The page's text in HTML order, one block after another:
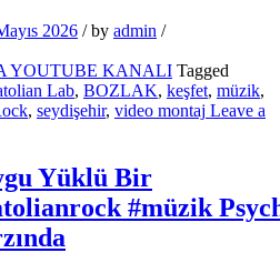
2026 /by admin /
YOUTUBE KANALI Tagged
Lab, BOZLAK, keşfet, müzik,
, seydişehir, video montaj Leave a
Yüklü Bir
#müzik